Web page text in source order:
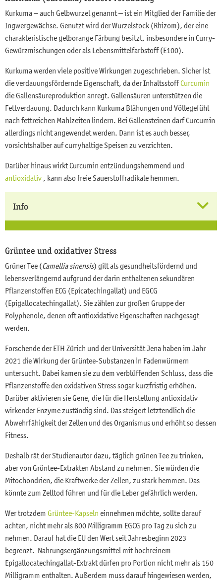
Kurkuma – auch Gelbwurzel genannt – ist ein Mitglied der Familie der
Ingwergewächse. Genutzt wird der Wurzelstock (Rhizom), der eine
charakteristische gelborange Färbung besitzt, insbesondere in Curry-
Gewürzmischungen oder als Lebensmittelfarbstoff (E100).
Kurkuma werden viele positive Wirkungen zugeschrieben. Sicher ist
die verdauungsfördernde Eigenschaft, da der InhaltsstoffCurcumin
die Gallensäureproduktion anregt. Gallensäuren unterstützen die
Fettverdauung. Dadurch kann Kurkuma Blähungen und Völlegefühl
nach fettreichen Mahlzeiten lindern. Bei Gallensteinen darf Curcumin
allerdings nicht angewendet werden. Dann ist es auch besser,
vorsichtshalber auf curryhaltige Speisen zu verzichten.
Darüber hinaus wirkt Curcumin entzündungshemmend und
antioxidativ
, kann also freie Sauerstoffradikale hemmen.
Info
Grüntee und oxidativer Stress
Grüner Tee (Camellia sinensis) gilt als gesundheitsfördernd und
lebensverlängernd aufgrund der darin enthaltenen sekundären
Pflanzenstoffen ECG (Epicatechingallat) und EGCG
(Epigallocatechingallat). Sie zählen zur großen Gruppe der
Polyphenole, denen oft antioxidative Eigenschaften nachgesagt
werden.
Forschende der ETH Zürich und der Universität Jena haben im Jahr
2021 die Wirkung der Grüntee-Substanzen in Fadenwürmern
untersucht. Dabei kamen sie zu dem verblüffenden Schluss, dass die
Pflanzenstoffe den oxidativen Stress sogar kurzfristig erhöhen.
Darüber aktivieren sie Gene, die für die Herstellung antioxidativ
wirkender Enzyme zuständig sind. Das steigert letztendlich die
Abwehrfähigkeit der Zellen und des Organismus und erhöht so dessen
Fitness.
Deshalb rät der Studienautor dazu, täglich grünen Tee zu trinken,
aber von Grüntee-Extrakten Abstand zu nehmen. Sie würden die
Mitochondrien, die Kraftwerke der Zellen, zu stark hemmen. Das
könnte zum Zelltod führen und für die Leber gefährlich werden.
Wer trotzdem Grüntee-Kapseln einnehmen möchte, sollte darauf
achten, nicht mehr als 800 Milligramm EGCG pro Tag zu sich zu
nehmen. Darauf hat die EU den Wert seit Jahresbeginn 2023
begrenzt. Nahrungsergänzungsmittel mit hochreinem
Epigallocatechingallat-Extrakt dürfen pro Portion nicht mehr als 150
Milligramm enthalten. Außerdem muss darauf hingewiesen werden,